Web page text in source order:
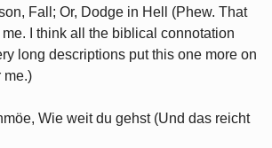
Fall; Or, Dodge in Hell (Phew. That
I think all the biblical connotation
long descriptions put this one more on
me.)
Wie weit du gehst (Und das reicht